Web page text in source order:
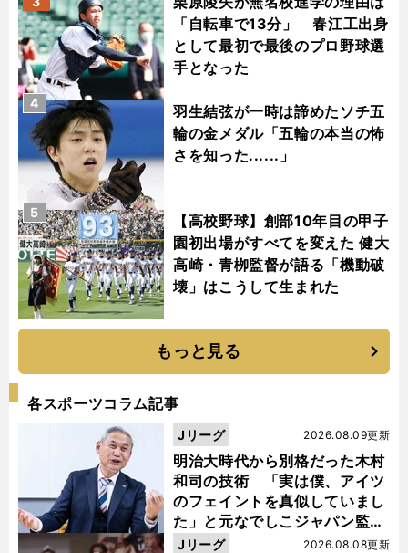
「自転車で13分」 春江工出身
として最初で最後のプロ野球選
手となった
羽生結弦が一時は諦めたソチ五
輪の金メダル「五輪の本当の怖
さを知った......」
4
【高校野球】創部10年目の甲子
園初出場がすべてを変えた 健大
高崎・青栁監督が語る「機動破
壊」はこうして生まれた
5
もっと見る
各スポーツコラム記事
明治大時代から別格だった木村
和司の技術 「実は僕、アイツ
のフェイントを真似していまし
た」と元なでしこジャパン監
督・佐々木則夫
2026.08.09更新
Jリーグ
2026.08.08更新
Jリーグ